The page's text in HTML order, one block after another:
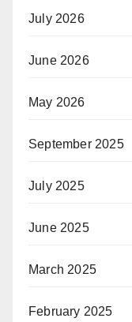
July 2026
June 2026
May 2026
September 2025
July 2025
June 2025
March 2025
February 2025